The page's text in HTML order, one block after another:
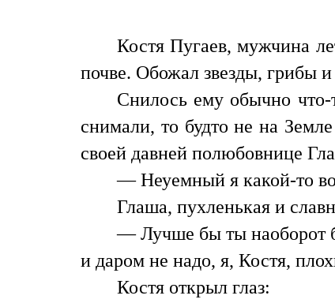
Костя Пугаев, мужчина
почве. Обожал звезды, грибы
Снилось ему обычно
снимали, то будто не на
своей давней полюбовнице
— Неуемный я какой-то
Глаша, пухленькая и
— Лучше бы ты наоборот
и даром не надо, я, Костя,
Костя открыл глаз: